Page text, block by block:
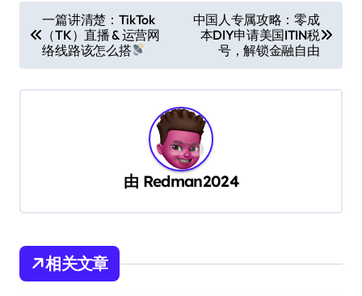
章
导
航
一篇讲清楚：TikTok
（TK）直播 & 运营网
络线路该怎么搭
中国人专属攻略：零成
本DIY申请美国ITIN税
号，解锁金融自由
由 Redman2024
相关文章